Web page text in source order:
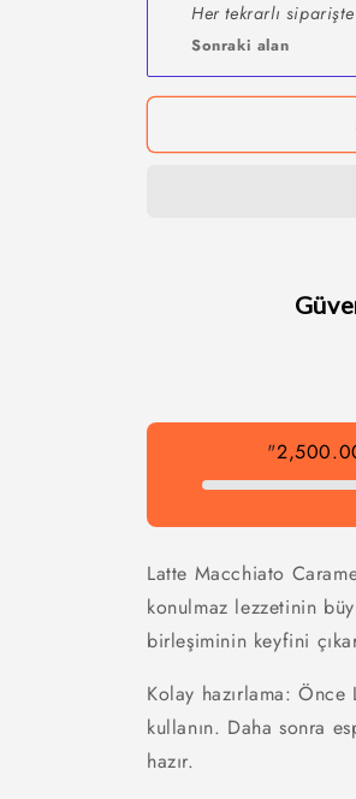
Her tekrarlı
Sonraki alan
"
Latte Macchiato
konulmaz lezzetinin
birleşiminin keyfini
Kolay hazırlama:
kullanın. Daha sonra
hazır.